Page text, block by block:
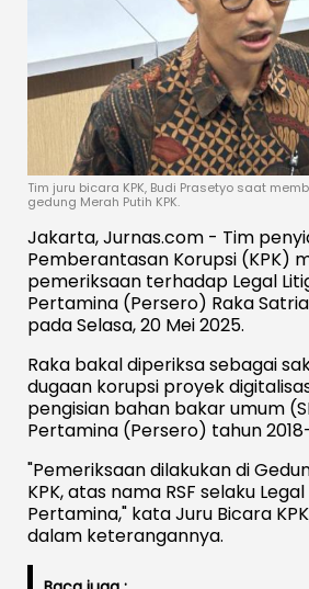
Tim juru bicara KPK, Budi Prasetyo saat
gedung Merah Putih KPK.
Jakarta, Jurnas.com - Tim
Pemberantasan Korupsi (KPK)
pemeriksaan terhadap Legal
Pertamina (Persero) Raka
pada Selasa, 20 Mei 2025.
Raka bakal diperiksa sebagai
dugaan korupsi proyek
pengisian bahan bakar umum
Pertamina (Persero) tahun
"Pemeriksaan dilakukan di
KPK, atas nama RSF selaku
Pertamina," kata Juru Bicara
dalam keterangannya.